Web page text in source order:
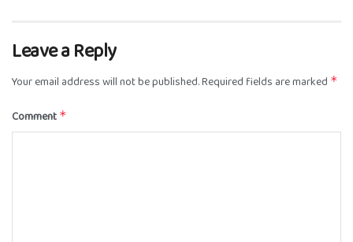
Leave a Reply
Your email address will not be published.Required fields are marked *
Comment *